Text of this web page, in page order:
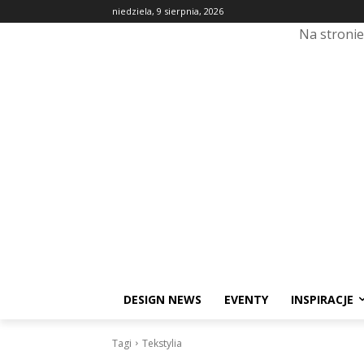
niedziela, 9 sierpnia, 2026
Na
DESIGN NEWS EVENTY INSPIRACJE
Tagi Tekstylia